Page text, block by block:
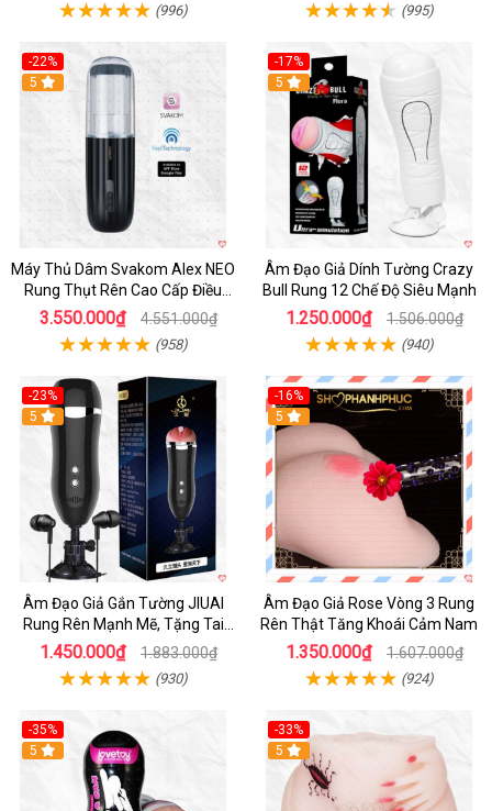
(996) (995)
-22%
5
Máy Thủ Dâm Svakom Alex NEO
Rung Thụt Rên Cao Cấp Điều
Khiển App
3.550.000₫ 4.551.000₫
(958)
-17%
5
Âm Đạo Giả Dính Tường Crazy
Bull Rung 12 Chế Độ Siêu Mạnh
1.250.000₫ 1.506.000₫
(940)
-23%
5
Âm Đạo Giả Gắn Tường JIUAI
Rung Rên Mạnh Mẽ, Tặng Tai
Nghe
1.450.000₫ 1.883.000₫
(930)
-16%
5
Âm Đạo Giả Rose Vòng 3 Rung
Rên Thật Tăng Khoái Cảm Nam
1.350.000₫ 1.607.000₫
(924)
-35%
5
-33%
5